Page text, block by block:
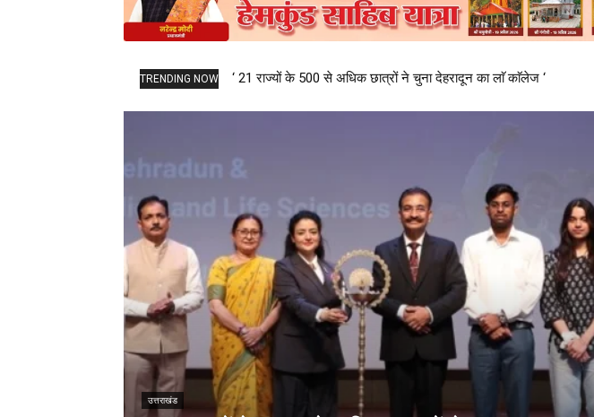
TRENDING NOW ‘ 21 राज्यों के 500 से अधिक छात्रों ने चुना देहरादून का लाॅ काॅलेज ‘
उत्तराखंड